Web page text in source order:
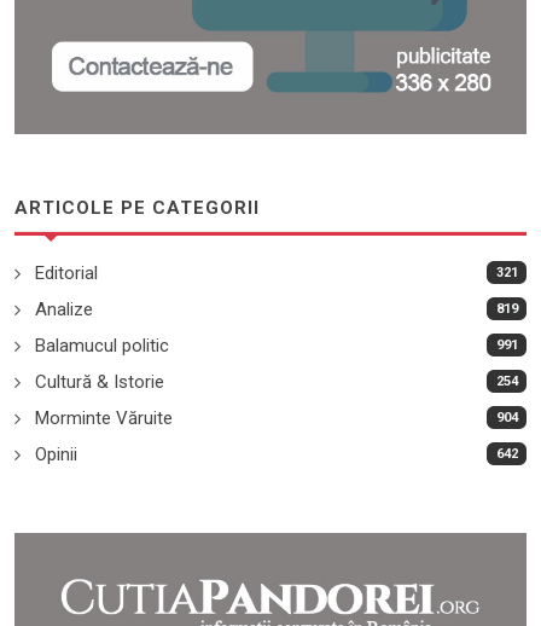
ARTICOLE PE CATEGORII
Editorial 321
Analize 819
Balamucul politic 991
Cultură & Istorie 254
Morminte Văruite 904
Opinii 642